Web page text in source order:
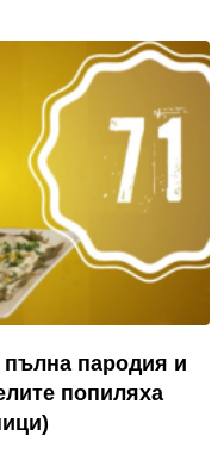
пародия и
попиляха